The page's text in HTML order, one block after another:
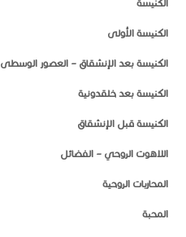
الكنيسة
الكنيسة الأولى
الكنيسة بعد الإنشقاق – العصور الوسطى
الكنيسة بعد خلقدونية
الكنيسة قبل الإنشقاق
اللاهوت الروحي – الفضائل
المحاربات الروحية
المحبة